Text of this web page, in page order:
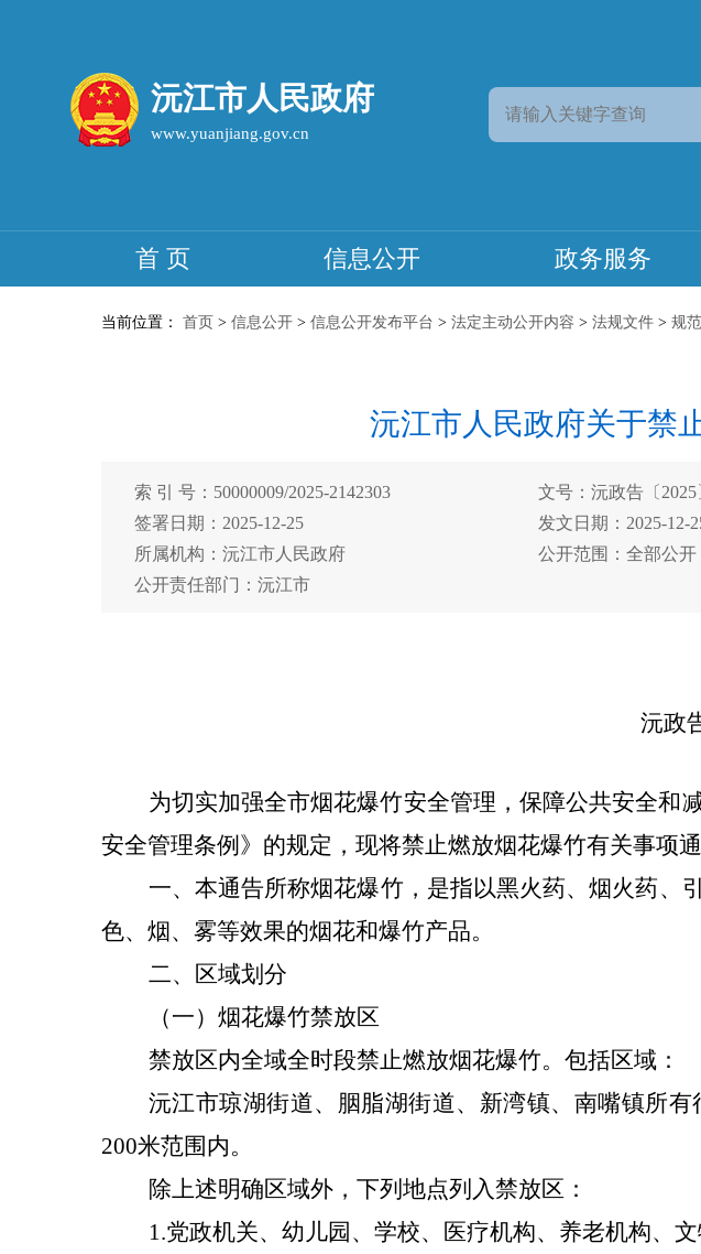
沅江市人民政府
首 页 信息公开 政务服务
当前位置： 首页 > 信息公开 > 信息公开发布平台 > 法定主动公开内容 > 法规文件 > 规
沅江市人民政府关于禁
索 引 号：50000009/2025-2142303 文号：沅政告〔2025
签署日期：2025-12-25
发文日期：2025-12-
所属机构：沅江市人民政府
公开范围：全部公开
公开责任部门：沅江市
沅政
为切实加强全市烟花爆竹安全管理，保障公共安全和
安全管理条例》的规定，现将禁止燃放烟花爆竹有关事项通
一、本通告所称烟花爆竹，是指以黑火药、烟火药、
色、烟、雾等效果的烟花和爆竹产品。
二、区域划分
（一）烟花爆竹禁放区
禁放区内全域全时段禁止燃放烟花爆竹。 包括区域：
沅江市琼湖街道、胭脂湖街道、新湾镇、南嘴镇所有
200米范围内。
除上述明确区域外，下列地点列入禁放区：
1.党政机关、幼儿园、学校、医疗机构、养老机构、文